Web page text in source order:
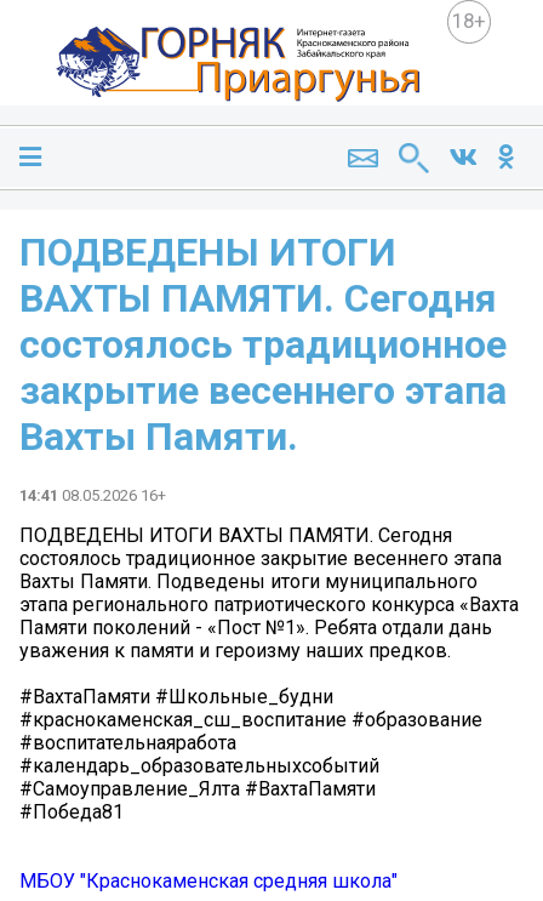
18+
ПОДВЕДЕНЫ ИТОГИ
ВАХТЫ ПАМЯТИ. Сегодня
состоялось традиционное
закрытие весеннего этапа
Вахты Памяти.
14:41 08.05.2026 16+
ПОДВЕДЕНЫ ИТОГИ ВАХТЫ ПАМЯТИ. Сегодня
состоялось традиционное закрытие весеннего этапа
Вахты Памяти. Подведены итоги муниципального
этапа регионального патриотического конкурса «Вахта
Памяти поколений - «Пост №1». Ребята отдали дань
уважения к памяти и героизму наших предков.
#ВахтаПамяти #Школьные_будни
#краснокаменская_сш_воспитание #образование
#воспитательнаяработа
#календарь_образовательныхсобытий
#Самоуправление_Ялта #ВахтаПамяти
#Победа81
МБОУ "Краснокаменская средняя школа"